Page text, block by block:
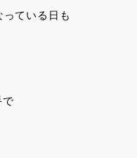
ている日も
で